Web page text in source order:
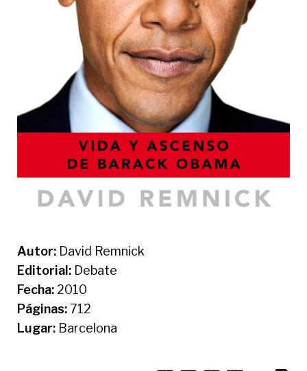
Autor: David Remnick
Editorial: Debate
Fecha: 2010
Páginas:712
Lugar: Barcelona